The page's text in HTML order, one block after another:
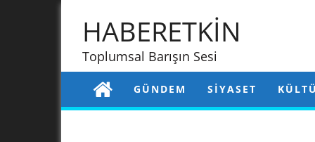
HABERETKİN
Toplumsal Barışın Sesi
GÜNDEM SIYASET